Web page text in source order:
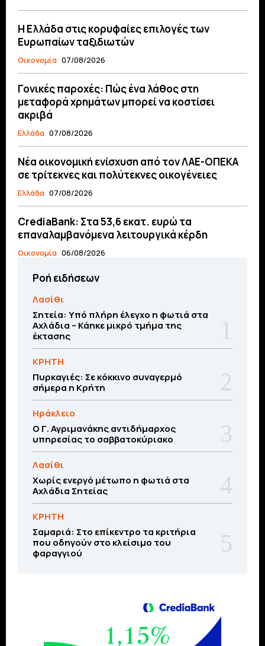
Η Ελλάδα στις κορυφαίες επιλογές των
Ευρωπαίων ταξιδιωτών
Οικονομία 07/08/2026
Γονικές παροχές: Πώς ένα λάθος στη
μεταφορά χρημάτων μπορεί να κοστίσει
ακριβά
Ελλάδα 07/08/2026
Νέα οικονομική ενίσχυση από τον ΛΑΕ-ΟΠΕΚΑ
σε τρίτεκνες και πολύτεκνες οικογένειες
Ελλάδα 07/08/2026
CrediaBank: Στα 53,6 εκατ. ευρώ τα
επαναλαμβανόμενα λειτουργικά κέρδη
Οικονομία 06/08/2026
Ροή ειδήσεων
Λασίθι
Σητεία: Υπό πλήρη έλεγχο η φωτιά στα
Αχλάδια – Κάηκε μικρό τμήμα της
έκτασης
ΚΡΗΤΗ
Πυρκαγιές: Σε κόκκινο συναγερμό
σήμερα η Κρήτη
Ηράκλειο
Ο Γ. Αγριμανάκης αντιδήμαρχος
υπηρεσίας το σαββατοκύριακο
Λασίθι
Χωρίς ενεργό μέτωπο η φωτιά στα
Αχλάδια Σητείας
ΚΡΗΤΗ
Σαμαριά: Στο επίκεντρο τα κριτήρια
που οδηγούν στο κλείσιμο του
φαραγγιού